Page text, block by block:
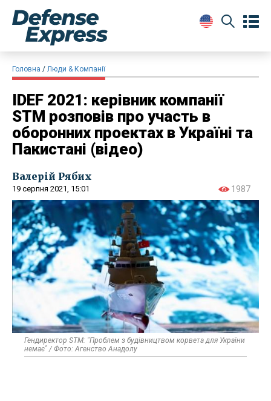
Головна Люди & Компанії
​IDEF 2021: керівник компанії
STM розповів про участь в
оборонних проектах в Україні та
Пакистані (відео)
Валерій Рябих
19 серпня 2021, 15:01 1987
Гендиректор STM: "Проблем з будівництвом корвета для України
немає" / Фото: Агенство Анадолу